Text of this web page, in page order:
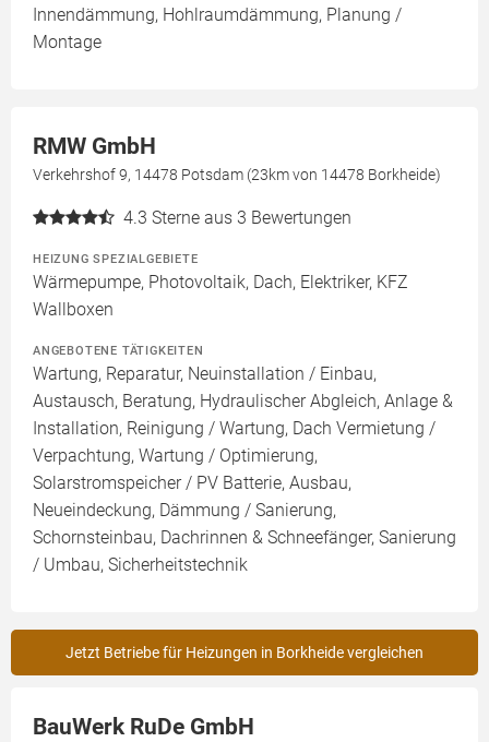
Innendämmung, Hohlraumdämmung, Planung /
Montage
RMW GmbH
Verkehrshof 9, 14478 Potsdam (23km von 14478 Borkheide)
4.3 Sterne aus 3 Bewertungen
HEIZUNG SPEZIALGEBIETE
Wärmepumpe, Photovoltaik, Dach, Elektriker, KFZ
Wallboxen
ANGEBOTENE TÄTIGKEITEN
Wartung, Reparatur, Neuinstallation / Einbau,
Austausch, Beratung, Hydraulischer Abgleich, Anlage &
Installation, Reinigung / Wartung, Dach Vermietung /
Verpachtung, Wartung / Optimierung,
Solarstromspeicher / PV Batterie, Ausbau,
Neueindeckung, Dämmung / Sanierung,
Schornsteinbau, Dachrinnen & Schneefänger, Sanierung
/ Umbau, Sicherheitstechnik
Jetzt Betriebe für Heizungen in Borkheide vergleichen
BauWerk RuDe GmbH